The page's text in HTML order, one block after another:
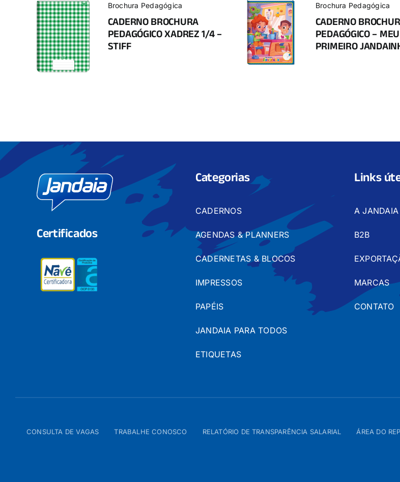
Brochura Pedagógica
CADERNO BROCHURA
PEDAGÓGICO XADREZ 1/4 –
STIFF
Brochura Pedagógica
CADERNO
PEDAGÓGICO – MEU
PRIMEIRO
Certificados
Categorias
CADERNOS
AGENDAS & PLANNERS
CADERNETAS & BLOCOS
IMPRESSOS
PAPÉIS
JANDAIA PARA TODOS
ETIQUETAS
Links
A JANDAIA
B2B
MARCAS
CONTATO
CONSULTA DE VAGAS TRABALHE CONOSCO RELATÓRIO DE TRANSPARÊNCIA SALARIAL ÁREA DO